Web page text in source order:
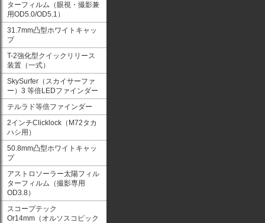
ターフィルム（眼視・撮影兼
用OD5.0/OD5.1）
31.7mm凸型ホワイトキャッ
プ
T-2強化型クイックリリース
装置（一式）
SkySurfer（スカイサーファ
ー）3 等倍LEDファインダー
テルラド等倍ファインダー
2インチClicklock（M72タカ
ハシ用）
50.8mm凸型ホワイトキャッ
プ
アストロソーラー太陽フィル
ターフィルム（撮影専用
OD3.8）
スコープテック
Or14mm（オルソスコピック